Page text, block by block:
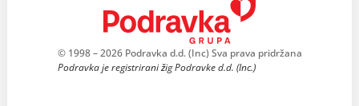
© 1998 – 2026 Podravka d.d. (Inc) Sva prava pridržana
Podravka je registrirani žig Podravke d.d. (Inc.)